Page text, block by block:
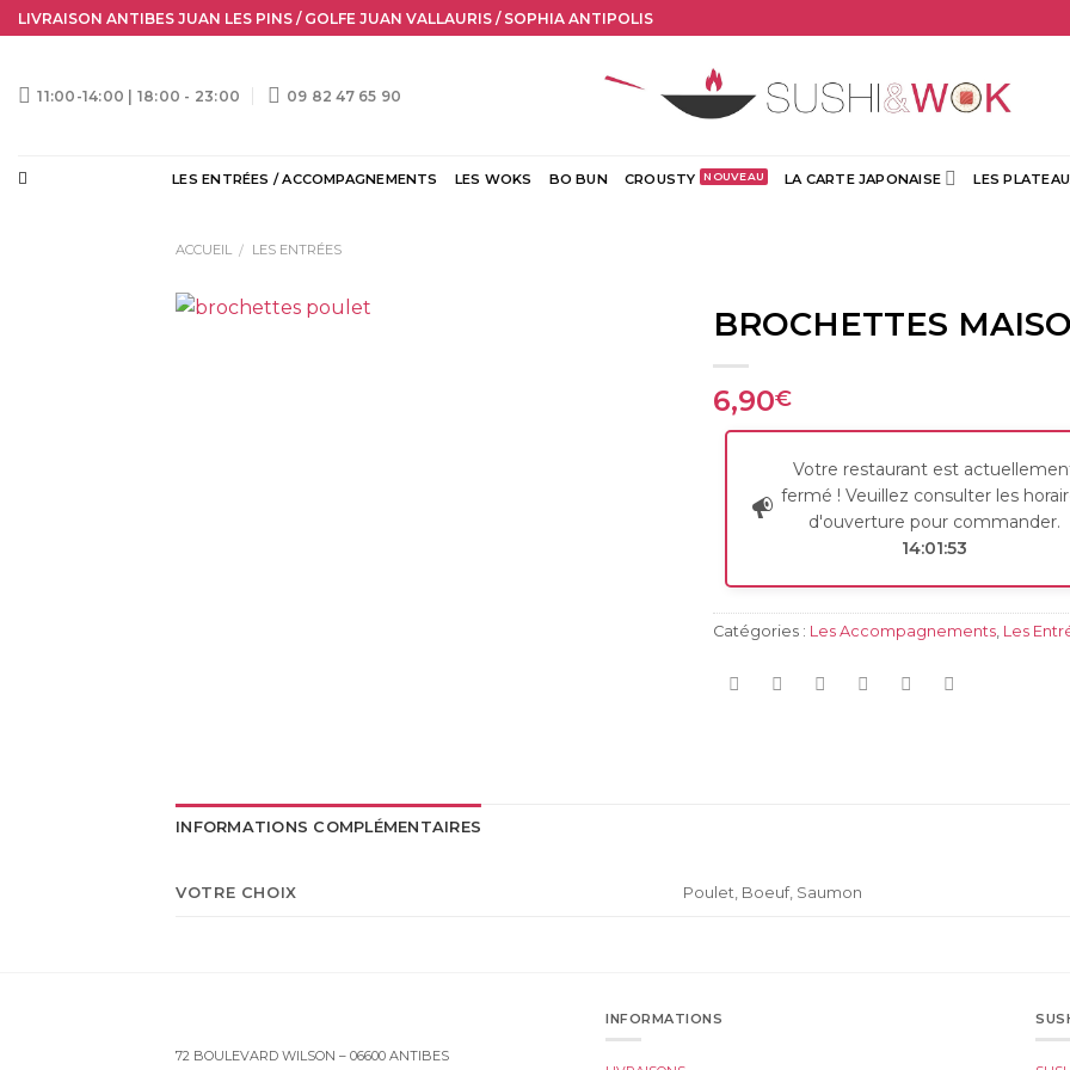
Skip
to
LIVRAISON ANTIBES JUAN LES PINS / GOLFE JUAN VALLAURIS / SOPHIA ANTIPOLIS
11:00-14:00 | 18:00 - 23:00 09 82 47 65 90
LES ENTRÉES / ACCOMPAGNEMENTS LES WOKS BO BUN CROUSTY LA CARTE JAPONAISE LES
ACCUEIL / LES ENTRÉES
BROCHETTES
6,90€
Votre restaurant est
fermé ! Veuillez consulter les
d'ouverture pour commander.
14:01:53
Catégories : Les Accompagnements Les
INFORMATIONS COMPLÉMENTAIRES
VOTRE CHOIX Poulet, Boeuf, Saumon
72 BOULEVARD WILSON – 06600 ANTIBES
INFORMATIONS